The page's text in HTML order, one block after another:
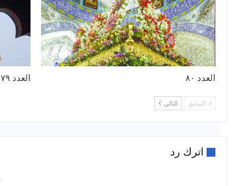
العدد ٨٠ العدد ٧٩
السابق التالي
اترك رد